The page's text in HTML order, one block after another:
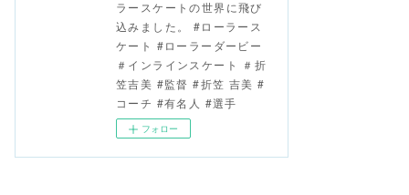
ラースケートの世界に飛び
込みました。 #ローラース
ケート #ローラーダービー
＃インラインスケート ＃折
笠吉美 #監督 #折笠 吉美 #
コーチ #有名人 #選手
フォロー